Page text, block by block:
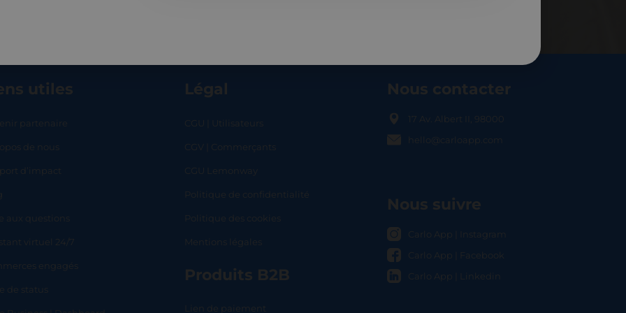
utiles
partenaire
de nous
d’impact
aux questions
virtuel 24/7
engagés
de status
Légal
CGU | Utilisateurs
CGV | Commerçants
CGU Lemonway
Politique de confidentialité
Politique des cookies
Mentions légales
Produits B2B
Lien de paiement
Nous contacter
17 Av. Albert II, 98000
hello@carloapp.com
Nous suivre
Carlo App | Instagram
Carlo App | Facebook
Carlo App | Linkedin
SHOPLOCAL